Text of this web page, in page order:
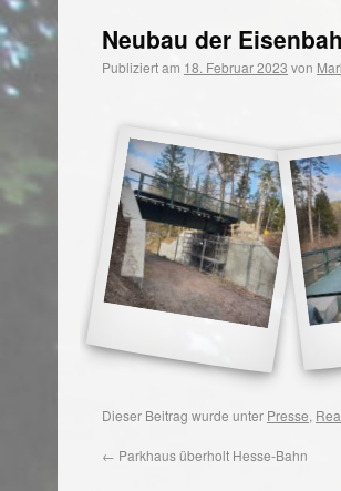
Neubau der
Publiziert am 18. Februar 2023 von
Dieser Beitrag wurde unter Presse,
← Parkhaus überholt Hesse-Bahn